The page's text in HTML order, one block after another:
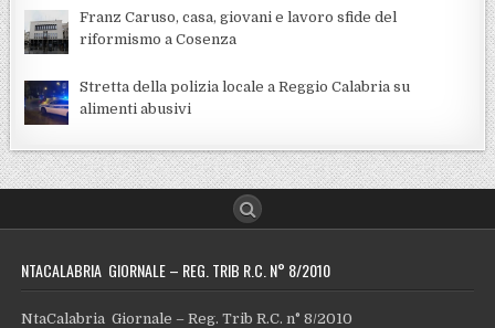
Franz Caruso, casa, giovani e lavoro sfide del
riformismo a Cosenza
Stretta della polizia locale a Reggio Calabria su
alimenti abusivi
NTACALABRIA GIORNALE – REG. TRIB R.C. N° 8/2010
NtaCalabria Giornale – Reg. Trib R.C. n° 8/2010